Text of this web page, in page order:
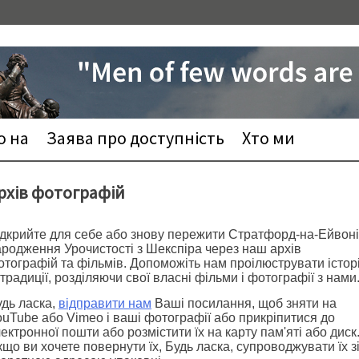
на Заява про доступність Хто ми
фотографій
для себе або знову пережити Стратфорд-на-Ейвоні
Урочистості з Шекспіра через наш архів
та фільмів. Допоможіть нам проілюструвати
традиції, розділяючи свої власні фільми і фотографії з нами.
ласка, відправити нам Ваші посилання, щоб зняти на
або Vimeo і ваші фотографії або прикріпитися до
пошти або розмістити їх на карту пам'яті або диск.
ви хочете повернути їх, Будь ласка, супроводжувати їх зі